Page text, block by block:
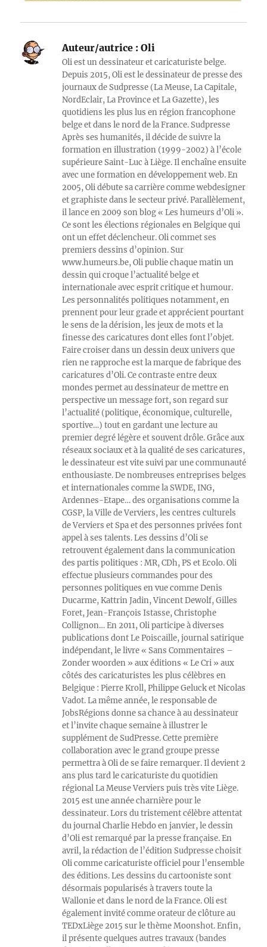
Auteur/autrice : Oli
Oli est un dessinateur et caricaturiste belge.
Depuis 2015, Oli est le dessinateur de presse des
journaux de Sudpresse (La Meuse, La Capitale,
NordEclair, La Province et La Gazette), les
quotidiens les plus lus en région francophone
belge et dans le nord de la France. Sudpresse
Après ses humanités, il décide de suivre la
formation en illustration (1999-2002) à l’école
supérieure Saint-Luc à Liège. Il enchaîne ensuite
avec une formation en développement web. En
2005, Oli débute sa carrière comme webdesigner
et graphiste dans le secteur privé. Parallèlement,
il lance en 2009 son blog « Les humeurs d’Oli ».
Ce sont les élections régionales en Belgique qui
ont un effet déclencheur. Oli commet ses
premiers dessins d’opinion. Sur
www.humeurs.be, Oli publie chaque matin un
dessin qui croque l’actualité belge et
internationale avec esprit critique et humour.
Les personnalités politiques notamment, en
prennent pour leur grade et apprécient pourtant
le sens de la dérision, les jeux de mots et la
finesse des caricatures dont elles font l’objet.
Faire croiser dans un dessin deux univers que
rien ne rapproche est la marque de fabrique des
caricatures d’Oli. Ce contraste entre deux
mondes permet au dessinateur de mettre en
perspective un message fort, son regard sur
l’actualité (politique, économique, culturelle,
sportive…) tout en gardant une lecture au
premier degré légère et souvent drôle. Grâce aux
réseaux sociaux et à la qualité de ses caricatures,
le dessinateur est vite suivi par une communauté
enthousiaste. De nombreuses entreprises belges
et internationales comme la SWDE, ING,
Ardennes-Etape… des organisations comme la
CGSP, la Ville de Verviers, les centres culturels
de Verviers et Spa et des personnes privées font
appel à ses talents. Les dessins d’Oli se
retrouvent également dans la communication
des partis politiques : MR, CDh, PS et Ecolo. Oli
effectue plusieurs commandes pour des
personnes politiques en vue comme Denis
Ducarme, Kattrin Jadin, Vincent Dewolf, Gilles
Foret, Jean-François Istasse, Christophe
Collignon… En 2011, Oli participe à diverses
publications dont Le Poiscaille, journal satirique
indépendant, le livre « Sans Commentaires –
Zonder woorden » aux éditions « Le Cri » aux
côtés des caricaturistes les plus célèbres en
Belgique : Pierre Kroll, Philippe Geluck et Nicolas
Vadot. La même année, le responsable de
JobsRégions donne sa chance à au dessinateur
et l’invite chaque semaine à illustrer le
supplément de SudPresse. Cette première
collaboration avec le grand groupe presse
permettra à Oli de se faire remarquer. Il devient 2
ans plus tard le caricaturiste du quotidien
régional La Meuse Verviers puis très vite Liège.
2015 est une année charnière pour le
dessinateur. Lors du tristement célèbre attentat
du journal Charlie Hebdo en janvier, le dessin
d’Oli est remarqué par la presse française. En
avril, la rédaction de l’édition Sudpresse choisit
Oli comme caricaturiste officiel pour l’ensemble
des éditions. Les dessins du cartooniste sont
désormais popularisés à travers toute la
Wallonie et dans le nord de la France. Oli est
également invité comme orateur de clôture au
TEDxLiège 2015 sur le thème Moonshot. Enfin,
il présente quelques autres travaux (bandes